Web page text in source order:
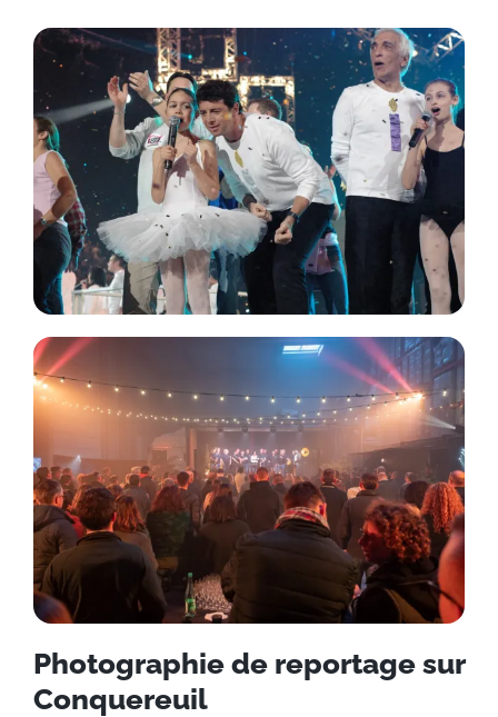
Photographie de reportage sur
Conquereuil